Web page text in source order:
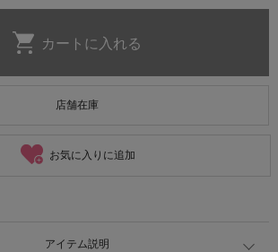
店舗在庫
お気に入りに追加
アイテム説明